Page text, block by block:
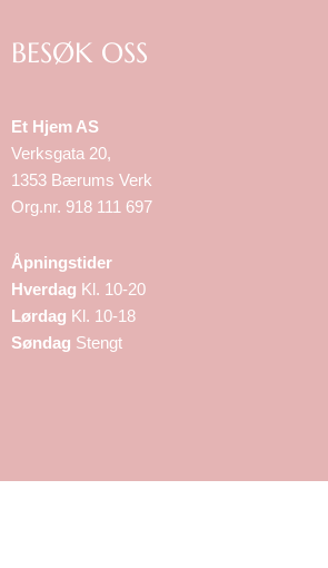
BESØK OSS
Et Hjem AS
Verksgata 20,
1353 Bærums Verk
Org.nr. 918 111 697
Åpningstider
Hverdag Kl. 10-20
Lørdag Kl. 10-18
Søndag Stengt